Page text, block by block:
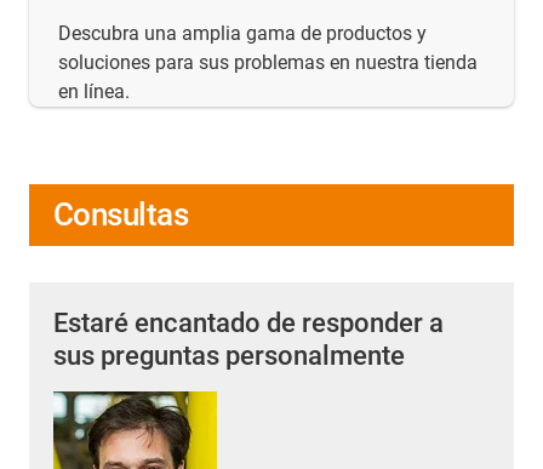
Descubra una amplia gama de productos y
soluciones para sus problemas en nuestra tienda
en línea.
Consultas
Estaré encantado de responder a
sus preguntas personalmente